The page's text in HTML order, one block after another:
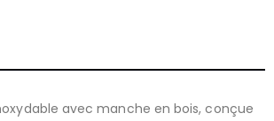
avec manche en bois, conçue